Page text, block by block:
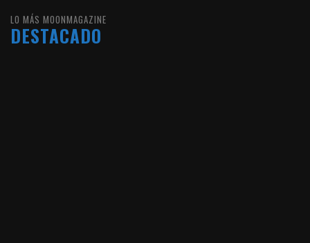
LO MÁS MOONMAGAZINE
DESTACADO